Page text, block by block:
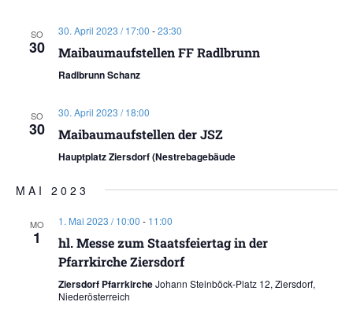
SO
30
30. April 2023 / 17:00 -23:30
Maibaumaufstellen FF Radlbrunn
Radlbrunn Schanz
SO
30
30. April 2023 / 18:00
Maibaumaufstellen der JSZ
Hauptplatz Ziersdorf (Nestrebagebäude
MAI 2023
MO
1
1. Mai 2023 / 10:00 - 11:00
hl. Messe zum Staatsfeiertag in der
Pfarrkirche Ziersdorf
Ziersdorf PfarrkircheJohann Steinböck-Platz 12, Ziersdorf,
Niederösterreich